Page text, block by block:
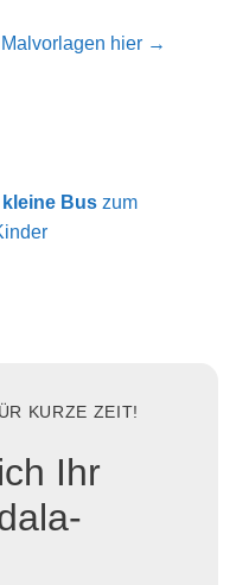
hier →
Bus zum
KURZE ZEIT!
Ihr